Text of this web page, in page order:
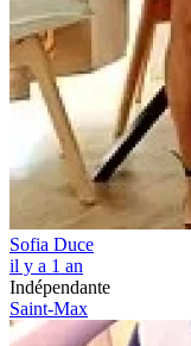
Sofia Duce
il y a 1 an
Indépendante
Saint-Max